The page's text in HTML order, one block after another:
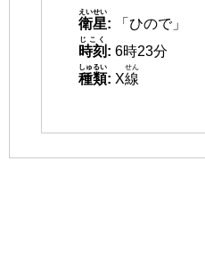
衛星
えいせい
:
「ひので」
時刻
じこく
: 6時23分
種類
しゅるい
: X線
せん